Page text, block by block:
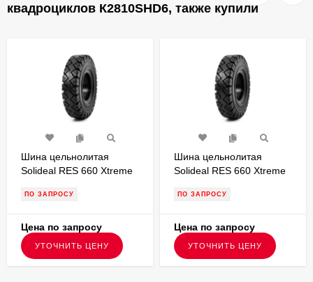
квадроциклов К2810SHD6, также купили
Шина цельнолитая
Solideal RES 660 Xtreme
вилочного погрузчика
ПО ЗАПРОСУ
Цена по запросу
УТОЧНИТЬ ЦЕНУ
Шина цельнолитая
Solideal RES 660 Xtreme
вилочного погрузчика
ПО ЗАПРОСУ
Цена по запросу
УТОЧНИТЬ ЦЕНУ